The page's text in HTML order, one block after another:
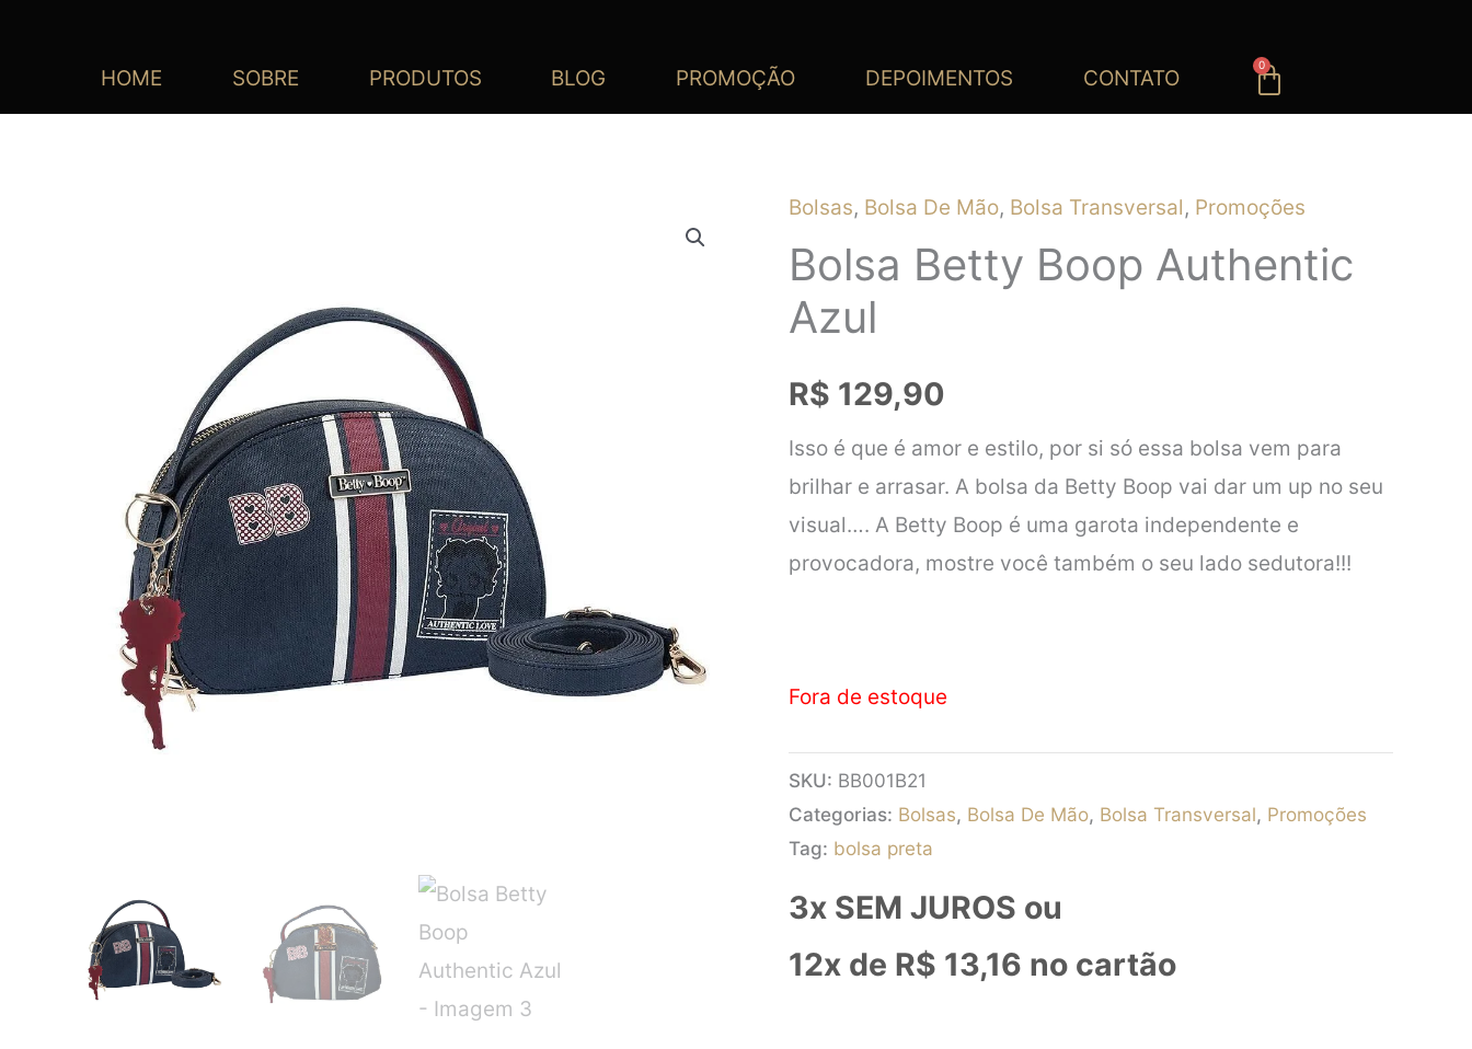
HOME SOBRE PRODUTOS BLOG PROMOÇÃO DEPOIMENTOS CONTATO
0
Carrinho
Bolsas, Bolsa De Mão, Bolsa Transversal, Promoções
Bolsa Betty Boop Authentic
Azul
R$ 129,90
Isso é que é amor e estilo, por si só essa bolsa vem para
brilhar e arrasar. A bolsa da Betty Boop vai dar um up no seu
visual…. A Betty Boop é uma garota independente e
provocadora, mostre você também o seu lado sedutora!!!
Fora de estoque
SKU: BB001B21
Categorias: Bolsas, Bolsa De Mão, Bolsa Transversal, Promoções
Tag: bolsa preta
3x SEM JUROS ou
12x de R$ 13,16 no cartão